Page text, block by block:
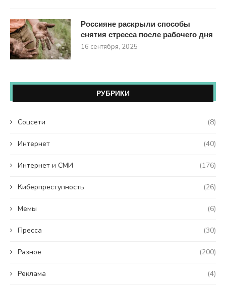
Россияне раскрыли способы
снятия стресса после рабочего дня
16 сентября, 2025
РУБРИКИ
Coцсети (8)
Интернет (40)
Интернет и СМИ (176)
Киберпреступность (26)
Мемы (6)
Пресса (30)
Разное (200)
Реклама (4)